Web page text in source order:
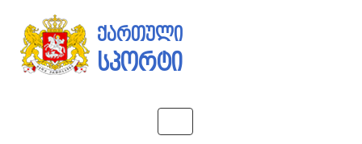
ქართული
სპორტი
navigation